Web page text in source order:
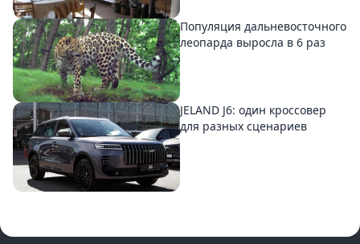
Популяция дальневосточного
леопарда выросла в 6 раз
JELAND J6: один кроссовер
для разных сценариев